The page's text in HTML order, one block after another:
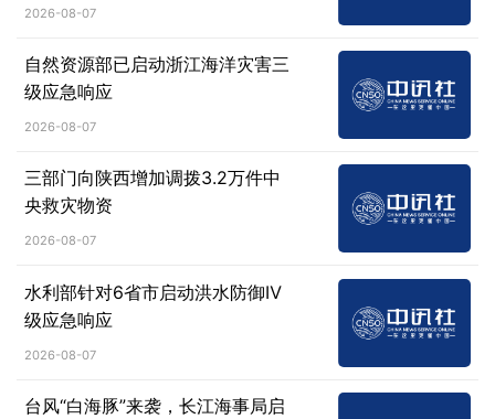
2026-08-07
自然资源部已启动浙江海洋灾害三
级应急响应
2026-08-07
三部门向陕西增加调拨3.2万件中
央救灾物资
2026-08-07
水利部针对6省市启动洪水防御Ⅳ
级应急响应
2026-08-07
台风“白海豚”来袭，长江海事局启